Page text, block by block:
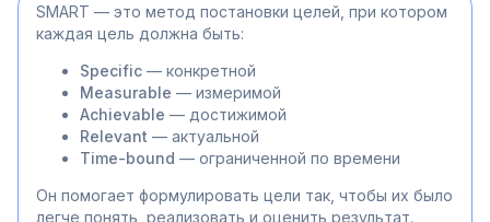
SMART — это метод постановки целей, при котором
каждая цель должна быть:
Specific — конкретной
Measurable — измеримой
Achievable — достижимой
Relevant — актуальной
Time-bound — ограниченной по времени
Он помогает формулировать цели так, чтобы их было
легче понять, реализовать и оценить результат.